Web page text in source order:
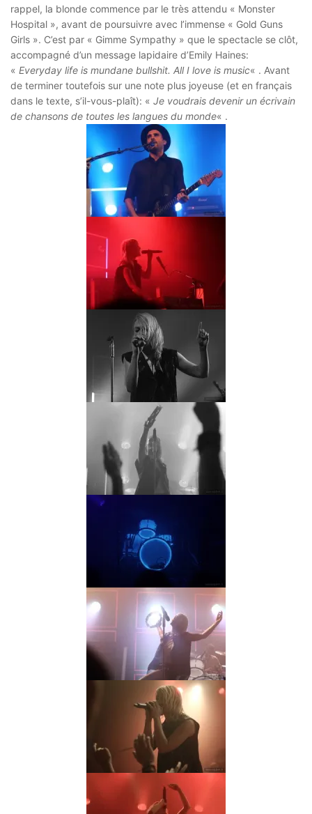
rappel, la blonde commence par le très attendu « Monster
Hospital », avant de poursuivre avec l’immense « Gold Guns
Girls ». C’est par « Gimme Sympathy » que le spectacle se clôt,
accompagné d’un message lapidaire d’Emily Haines:
« Everyday life is mundane bullshit. All I love is music« . Avant
de terminer toutefois sur une note plus joyeuse (et en français
dans le texte, s’il-vous-plaît): « Je voudrais devenir un écrivain
de chansons de toutes les langues du monde« .